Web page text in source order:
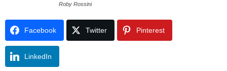
Roby Rossini
Facebook Twitter Pinterest
LinkedIn